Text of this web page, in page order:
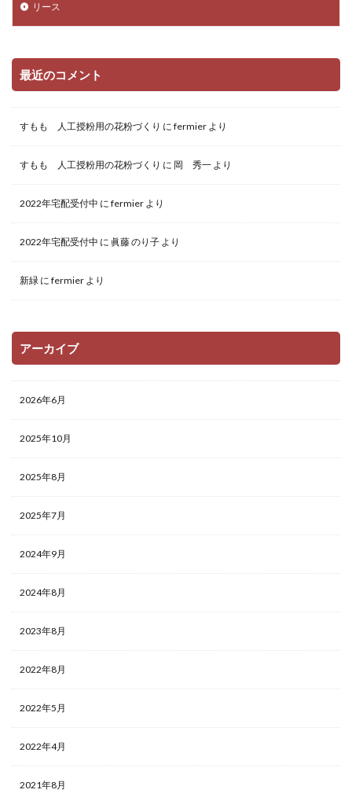
リース
最近のコメント
すもも 人工授粉用の花粉づくり に fermier より
すもも 人工授粉用の花粉づくり に 岡 秀一 より
2022年宅配受付中 に fermier より
2022年宅配受付中 に 眞藤 のり子 より
新緑 に fermier より
アーカイブ
2026年6月
2025年10月
2025年8月
2025年7月
2024年9月
2024年8月
2023年8月
2022年8月
2022年5月
2022年4月
2021年8月